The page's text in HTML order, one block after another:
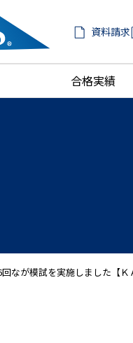
資料請求
合格実績
回なが模試を実施しました【